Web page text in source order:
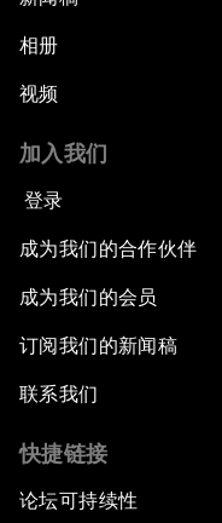
相册
视频
加入我们
登录
成为我们的合作伙伴
成为我们的会员
订阅我们的新闻稿
联系我们
快捷链接
论坛可持续性